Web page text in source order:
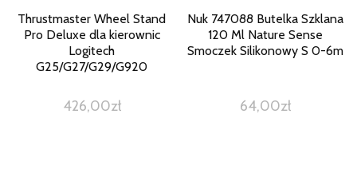
Thrustmaster Wheel Stand
Pro Deluxe dla kierownic
Logitech
G25/G27/G29/G920
426,00zł
Nuk 747088 Butelka Szklana
120 Ml Nature Sense
Smoczek Silikonowy S 0-6m
64,00zł